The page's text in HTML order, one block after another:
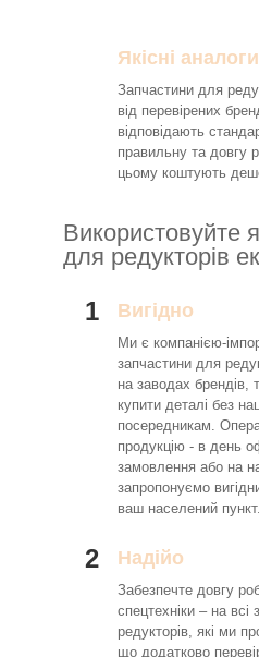
Якісні аналоги
Запчастини для
від перевірених
відповідають
правильну та довгу
цьому коштують
Використовуйте
для редукторів
1 Вигідно
Ми є компанією-
запчастини для
на заводах брендів,
купити деталі без
посередникам.
продукцію - в день
замовлення або на
запропонуємо
ваш населений пункт.
2 Надійо
Забезпечте довгу
спецтехніки – на всі
редукторів, які ми
що додатково